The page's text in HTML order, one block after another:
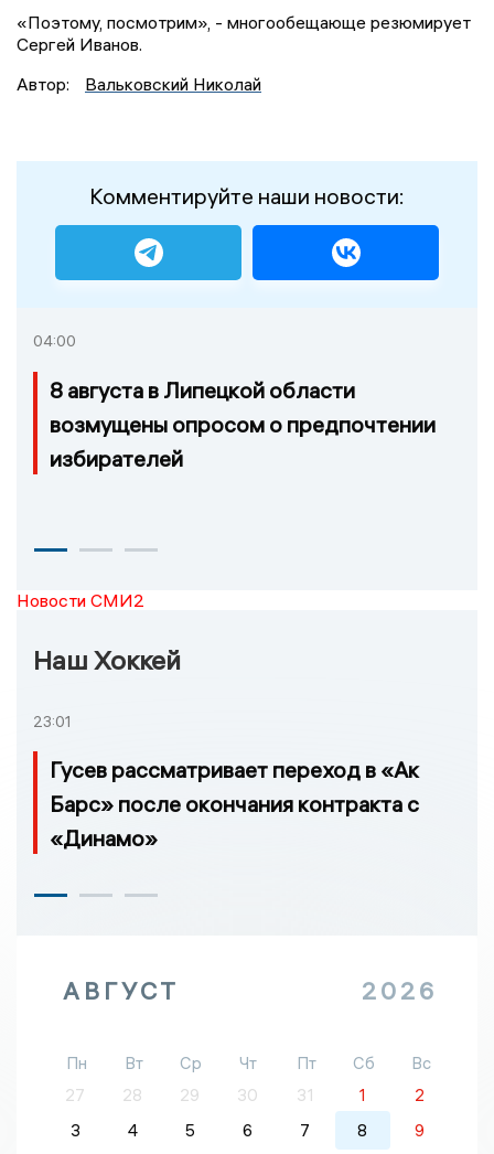
«Поэтому, посмотрим», - многообещающе резюмирует
Сергей Иванов.
Автор:
Вальковский Николай
Комментируйте наши новости:
04:00
8 августа в Липецкой области
возмущены опросом о предпочтении
избирателей
Новости СМИ2
Наш Хоккей
23:01
Гусев рассматривает переход в «Ак
Барс» после окончания контракта с
«Динамо»
АВГУСТ 2026
Пн Вт Ср Чт Пт Сб
Вс
27
28 29 30 31 1
2
3
4 5 6 7 8
9